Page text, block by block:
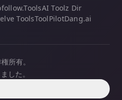
AI Toolz Dir
ToolsToolPilotDang.ai
所有。
した。